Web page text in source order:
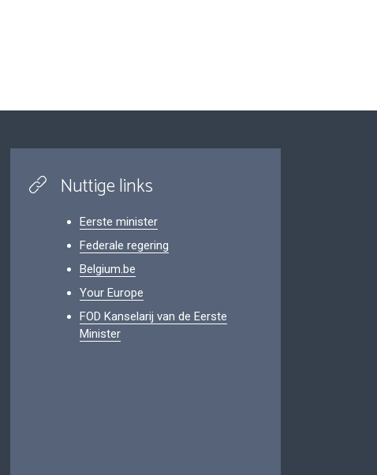
Nuttige links
Eerste minister
Federale regering
Belgium.be
Your Europe
FOD Kanselarij van de Eerste
Minister